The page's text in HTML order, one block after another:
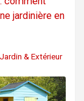
jardinière en
& Extérieur